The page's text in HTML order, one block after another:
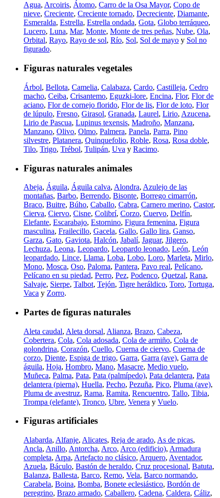
Agua, Arcoiris, Átomo, Carro de la Osa Mayor, Copo de
nieve, Creciente, Creciente tornado, Decreciente, Diamante,
Esmeralda, Estrella, Estrella ondada, Gota, Globo terráqueo,
Lucero, Luna, Mar, Monte, Monte de tres peñas, Nube, Ola,
Orbital, Rayo, Rayo de sol, Río, Sol, Sol de mayo y Sol no
figurado.
Figuras naturales vegetales
Árbol, Bellota, Camelia, Calabaza, Cardo, Castilleja, Cedro
macho, Ceiba, Crisantemo, Eguzki-lore, Encina, Flor, Flor de
aciano, Flor de cornejo florido, Flor de lis, Flor de loto, Flor
de lúpulo, Fresno, Girasol, Granada, Laurel, Lirio, Azucena,
Lirio de Pascua, Lupinus texensis, Madroño, Manzana,
Manzano, Olivo, Olmo, Palmera, Panela, Parra, Pino
silvestre, Platanera, Quinquefolio, Roble, Rosa, Rosa doble,
Tilo, Trigo, Trébol, Tulipán, Uva y Racimo.
Figuras naturales animales
Abeja, Águila, Águila calva, Alondra, Azulejo de las
montañas, Barbo, Berrendo, Bisonte, Borrego cimarrón,
Braco, Buitre, Búho, Caballo, Cabra, Carnero merino, Castor,
Cierva, Ciervo, Cisne, Colibrí, Corzo, Cuervo, Delfín,
Elefante, Escarabajo, Estornino, Figura femenina, Figura
masculina, Frailecillo, Gacela, Gallo, Gallo lira, Ganso,
Garza, Gato, Gaviota, Halcón, Jabalí, Jaguar, Jilgero,
Lechuza, Leona, Leopardo, Leopardo leonado, León, León
leopardado, Lince, Llama, Loba, Lobo, Loro, Marleta, Mirlo,
Mono, Mosca, Oso, Paloma, Pantera, Pavo real, Pelícano,
Pelícano en su piedad, Perro, Pez, Podenco, Quetzal, Rana,
Salvaje, Sierpe, Talbot, Tejón, Tigre heráldico, Toro, Tortuga,
Vaca y Zorro.
Partes de figuras naturales
Aleta caudal, Aleta dorsal, Alianza, Brazo, Cabeza,
Cobertera, Cola, Cola adosada, Cola de armiño, Cola de
golondrina, Corazón, Cuello, Cuerna de ciervo, Cuerna de
corzo, Diente, Espiga de trigo, Garra, Garra (ave), Garra de
águila, Hoja, Hombro, Mano, Masacre, Medio vuelo,
Muñeca, Palma, Pata, Pata (palmípedo), Pata delantera, Pata
delantera (pierna), Huella, Pecho, Pezuña, Pico, Pluma (ave),
Pluma de avestruz, Rama, Ramita, Rencuentro, Tallo, Tibia,
Trompa (elefante), Tronco, Ubre, Venera y Vuelo.
Figuras artificiales
Alabarda, Alfanje, Alicates, Reja de arado, As de picas,
Ancla, Anillo, Antorcha, Arco, Arco (edificio), Armadura
completa, Arpa, Artefacto no clásico, Arquero, Aventador,
Azuela, Báculo, Bastón de heraldo, Cruz procesional, Batuta,
Balanza, Ballesta, Barco, Remo, Vela, Barco normando,
Carabela, Boina, Bomba, Bonete eclesiástico, Bordón de
peregrino, Brazo armado, Caballero, Cadena, Caldera, Cáliz,